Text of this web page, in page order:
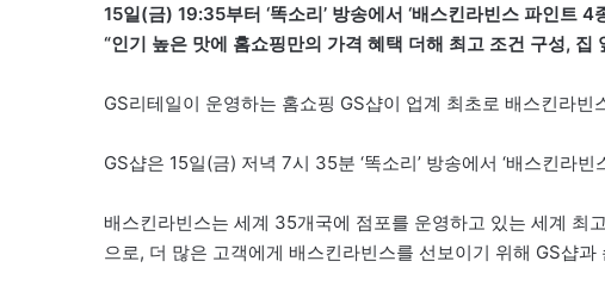
15일(금) 19:35부터 ‘똑소리’ 방송에서 ‘배스킨라빈스 파인트 4
“인기 높은 맛에 홈쇼핑만의 가격 혜택 더해 최고 조건 구성, 집
GS리테일이 운영하는 홈쇼핑 GS샵이 업계 최초로 배스킨라빈
GS샵은 15일(금) 저녁 7시 35분 ‘똑소리’ 방송에서 ‘배스킨라
배스킨라빈스는 세계 35개국에 점포를 운영하고 있는 세계 최
으로, 더 많은 고객에게 배스킨라빈스를 선보이기 위해 GS샵